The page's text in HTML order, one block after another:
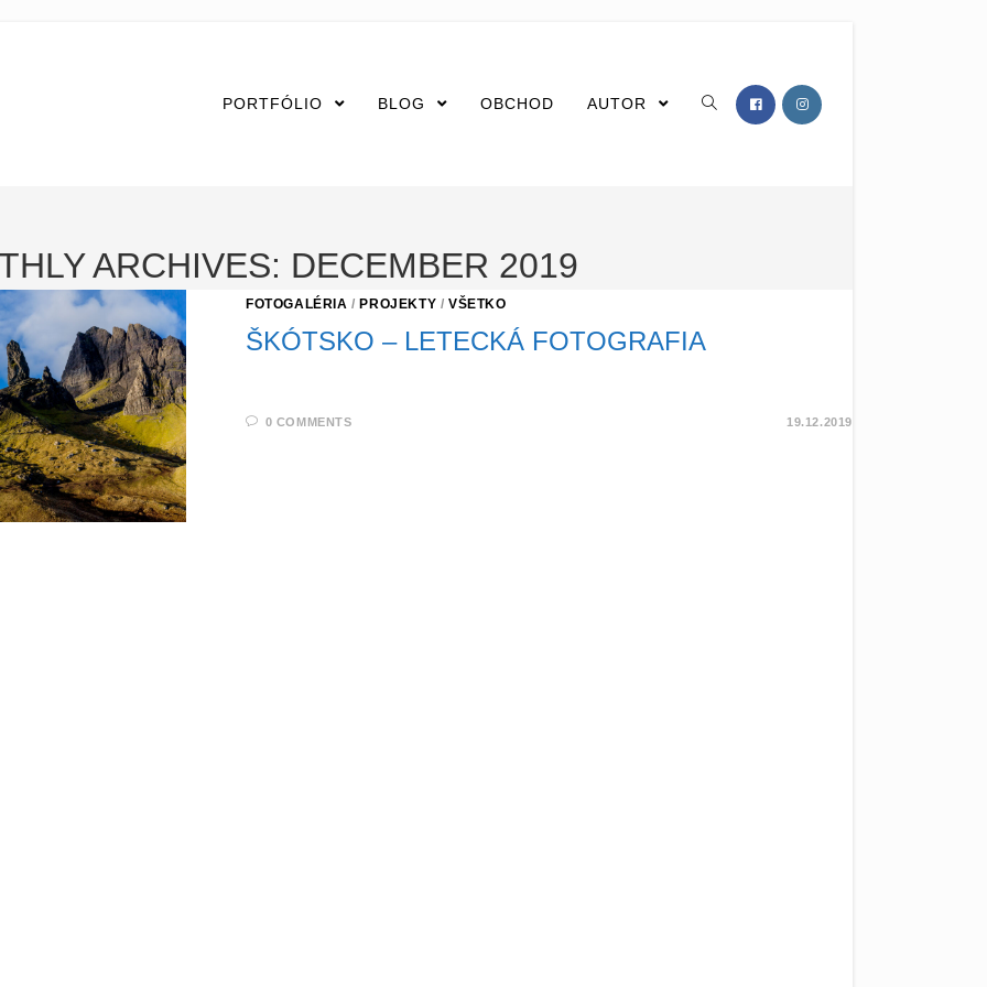
PORTFÓLIO BLOG OBCHOD AUTOR
ARCHIVES: DECEMBER 2019
FOTOGALÉRIA / PROJEKTY /VŠETKO
ŠKÓTSKO – LETECKÁ FOTOGRAFIA
0 COMMENTS 19.12.2019